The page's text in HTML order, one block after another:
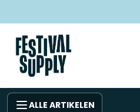
ALLE ARTIKELEN